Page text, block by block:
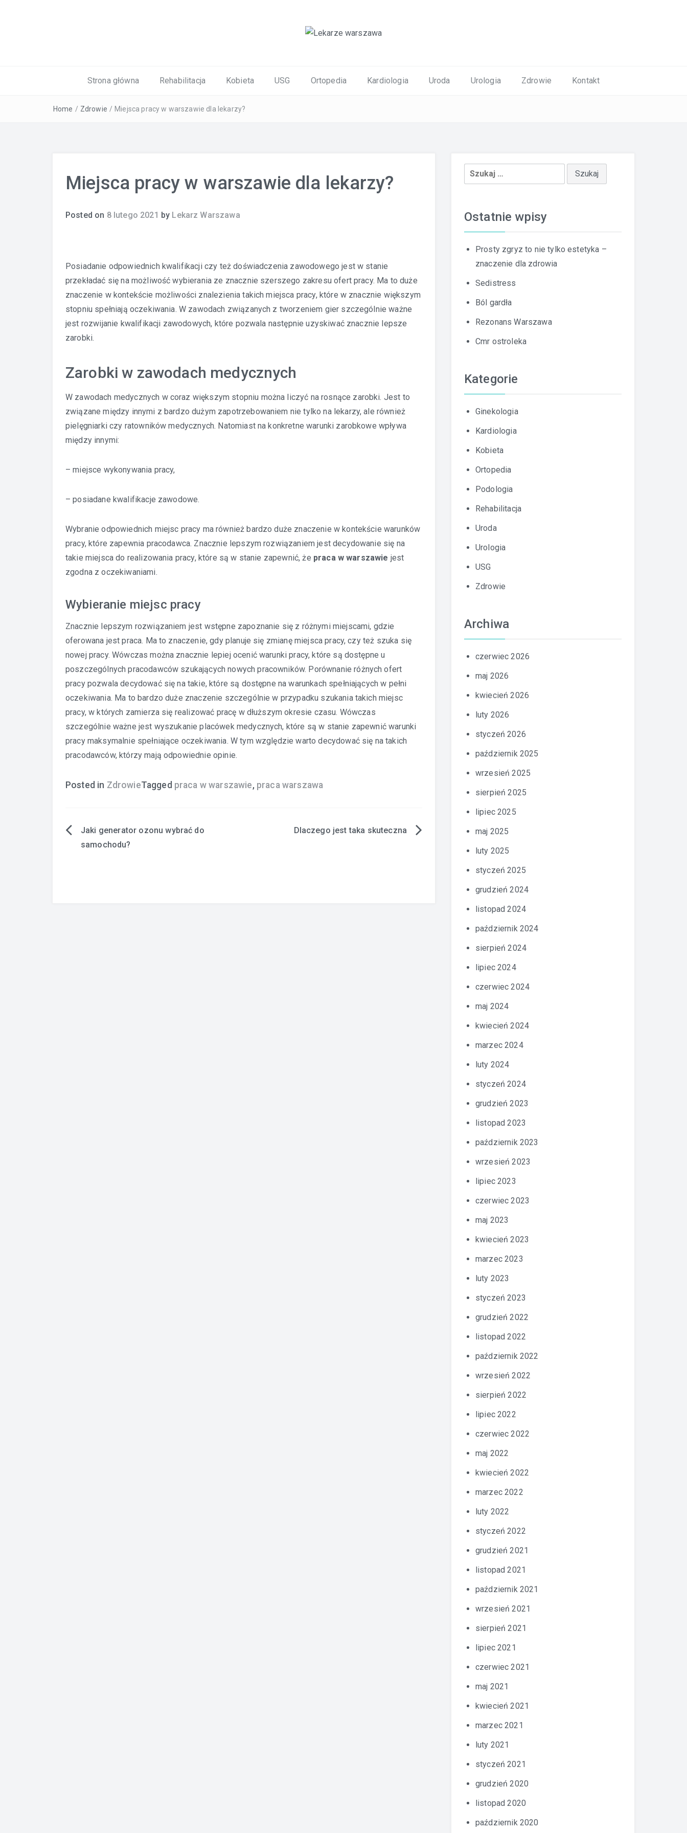
Strona główna Rehabilitacja Kobieta USG Ortopedia Kardiologia Uroda Urologia Zdrowie Kontakt
Home / Zdrowie / Miejsca pracy w warszawie dla lekarzy?
Miejsca pracy w warszawie dla lekarzy?
Posted on 8 lutego 2021 by Lekarz Warszawa
Posiadanie odpowiednich kwalifikacji czy też doświadczenia zawodowego jest w stanie
przekładać się na możliwość wybierania ze znacznie szerszego zakresu ofert pracy. Ma to duże
znaczenie w kontekście możliwości znalezienia takich miejsca pracy, które w znacznie większym
stopniu spełniają oczekiwania. W zawodach związanych z tworzeniem gier szczególnie ważne
jest rozwijanie kwalifikacji zawodowych, które pozwala następnie uzyskiwać znacznie lepsze
zarobki.
Zarobki w zawodach medycznych
W zawodach medycznych w coraz większym stopniu można liczyć na rosnące zarobki. Jest to
związane między innymi z bardzo dużym zapotrzebowaniem nie tylko na lekarzy, ale również
pielęgniarki czy ratowników medycznych. Natomiast na konkretne warunki zarobkowe wpływa
między innymi:
– miejsce wykonywania pracy,
– posiadane kwalifikacje zawodowe.
Wybranie odpowiednich miejsc pracy ma również bardzo duże znaczenie w kontekście warunków
pracy, które zapewnia pracodawca. Znacznie lepszym rozwiązaniem jest decydowanie się na
takie miejsca do realizowania pracy, które są w stanie zapewnić, że praca w warszawie jest
zgodna z oczekiwaniami.
Wybieranie miejsc pracy
Znacznie lepszym rozwiązaniem jest wstępne zapoznanie się z różnymi miejscami, gdzie
oferowana jest praca. Ma to znaczenie, gdy planuje się zmianę miejsca pracy, czy też szuka się
nowej pracy. Wówczas można znacznie lepiej ocenić warunki pracy, które są dostępne u
poszczególnych pracodawców szukających nowych pracowników. Porównanie różnych ofert
pracy pozwala decydować się na takie, które są dostępne na warunkach spełniających w pełni
oczekiwania. Ma to bardzo duże znaczenie szczególnie w przypadku szukania takich miejsc
pracy, w których zamierza się realizować pracę w dłuższym okresie czasu. Wówczas
szczególnie ważne jest wyszukanie placówek medycznych, które są w stanie zapewnić warunki
pracy maksymalnie spełniające oczekiwania. W tym względzie warto decydować się na takich
pracodawców, którzy mają odpowiednie opinie.
Posted in ZdrowieTagged praca w warszawie, praca warszawa
Nawigacja
Jaki generator ozonu wybrać do
samochodu?
Dlaczego jest taka skuteczna
Szukaj:
Ostatnie wpisy
Prosty zgryz to nie tylko estetyka –
znaczenie dla zdrowia
Sedistress
Ból gardła
Rezonans Warszawa
Cmr ostroleka
Kategorie
Ginekologia
Kardiologia
Kobieta
Ortopedia
Podologia
Rehabilitacja
Uroda
Urologia
USG
Zdrowie
Archiwa
czerwiec 2026
maj 2026
kwiecień 2026
luty 2026
styczeń 2026
październik 2025
wrzesień 2025
sierpień 2025
lipiec 2025
maj 2025
luty 2025
styczeń 2025
grudzień 2024
listopad 2024
październik 2024
sierpień 2024
lipiec 2024
czerwiec 2024
maj 2024
kwiecień 2024
marzec 2024
luty 2024
styczeń 2024
grudzień 2023
listopad 2023
październik 2023
wrzesień 2023
lipiec 2023
czerwiec 2023
maj 2023
kwiecień 2023
marzec 2023
luty 2023
styczeń 2023
grudzień 2022
listopad 2022
październik 2022
wrzesień 2022
sierpień 2022
lipiec 2022
czerwiec 2022
maj 2022
kwiecień 2022
marzec 2022
luty 2022
styczeń 2022
grudzień 2021
listopad 2021
październik 2021
wrzesień 2021
sierpień 2021
lipiec 2021
czerwiec 2021
maj 2021
kwiecień 2021
marzec 2021
luty 2021
styczeń 2021
grudzień 2020
listopad 2020
październik 2020